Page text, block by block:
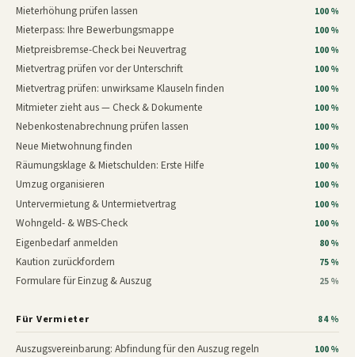
Mieterhöhung prüfen lassen 100 %
Mieterpass: Ihre Bewerbungsmappe 100 %
Mietpreisbremse-Check bei Neuvertrag 100 %
Mietvertrag prüfen vor der Unterschrift 100 %
Mietvertrag prüfen: unwirksame Klauseln finden 100 %
Mitmieter zieht aus — Check & Dokumente 100 %
Nebenkostenabrechnung prüfen lassen 100 %
Neue Mietwohnung finden 100 %
Räumungsklage & Mietschulden: Erste Hilfe 100 %
Umzug organisieren 100 %
Untervermietung & Untermietvertrag 100 %
Wohngeld- & WBS-Check 100 %
Eigenbedarf anmelden 80 %
Kaution zurückfordern 75 %
Formulare für Einzug & Auszug 25 %
Für Vermieter 84 %
Auszugsvereinbarung: Abfindung für den Auszug regeln 100 %